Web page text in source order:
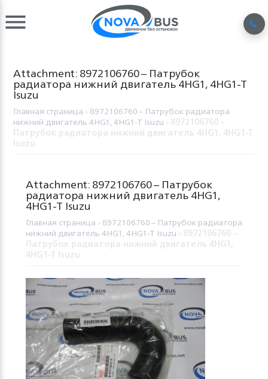
Attachment: 8972106760 – Патрубок
радиатора нижний двигатель 4HG1, 4HG1-T
Isuzu
Главная страница 8972106760 – Патрубок радиатора
нижний двигатель 4HG1, 4HG1-T Isuzu
Attachment: 8972106760 – Патрубок
радиатора нижний двигатель 4HG1,
4HG1-T Isuzu
Главная страница 8972106760 – Патрубок радиатора
нижний двигатель 4HG1, 4HG1-T Isuzu